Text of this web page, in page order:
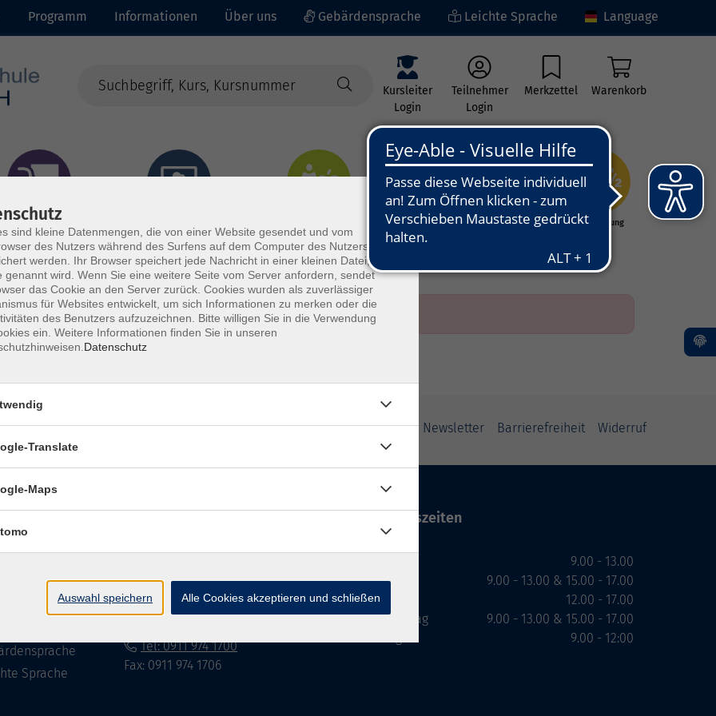
Programm Informationen Über uns Gebärdensprache Leichte Sprache Language
Kursleiter
Login
Teilnehmer
Login
Merkzettel Warenkorb
- Integration
Kunst - Kultur -
Grundbildung
Impressum Datenschutzerklärung AGB Newsletter Barrierefreiheit Widerruf
Sprache
90762 Fürth
info@vhs-fuerth.de
Tel: 0911 974 1700
Fax: 0911 974 1706
Öffnungszeiten
Dienstag
Mittwoch
Donnerstag
9.00 - 13.00
9.00 - 13.00 & 15.00 - 17.00
12.00 - 17.00
9.00 - 13.00 & 15.00 - 17.00
9.00 - 12:00
sind kleine Datenmengen, die von einer Website gesendet und vom
des Nutzers während des Surfens auf dem Computer des Nutzers
werden. Ihr Browser speichert jede Nachricht in einer kleinen Datei, die
genannt wird. Wenn Sie eine weitere Seite vom Server anfordern, sendet
das Cookie an den Server zurück. Cookies wurden als zuverlässiger
für Websites entwickelt, um sich Informationen zu merken oder die
des Benutzers aufzuzeichnen. Bitte willigen Sie in die Verwendung
ein. Weitere Informationen finden Sie in unseren
Datenschutz
×
Translate
Maps
Auswahl speichern Alle Cookies akzeptieren und schließen